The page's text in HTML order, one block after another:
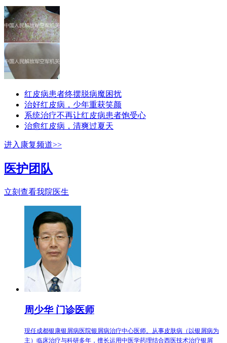
红皮病患者终摆脱病魔困扰
治好红皮病，少年重获笑颜
系统治疗不再让红皮病患者饱受心
治愈红皮病，清爽过夏天
进入康复频道>>
医护团队
立刻查看我院医生
周少华 门诊医师
现任成都银康银屑病医院银屑病治疗中心医师。从事皮肤病（以银屑病为
主）临床治疗与科研多年，擅长运用中医学药理结合西医技术治疗银屑